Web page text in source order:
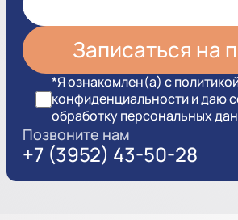
*Я ознакомлен(а) с
конфиденциальности и даю
обработку персональных
Позвоните нам
+7 (3952) 43-50-28